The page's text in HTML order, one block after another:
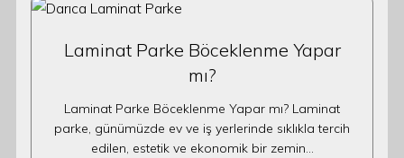
Laminat Parke Böceklenme Yapar
mı?
Laminat Parke Böceklenme Yapar mı? Laminat
parke, günümüzde ev ve iş yerlerinde sıklıkla tercih
edilen, estetik ve ekonomik bir zemin…